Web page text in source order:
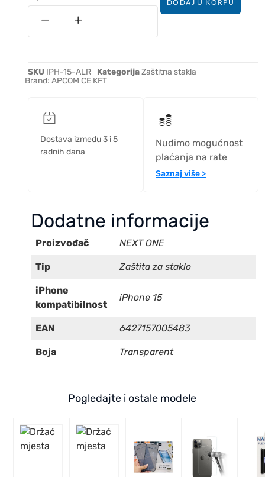
DODAJ U KORPU
SKU IPH-15-ALR KategorijaZaštitna stakla
Brand: APCOM CE KFT
Dostava između 3 i 5
radnih dana
Nudimo mogućnost
plaćanja na rate
Saznaj više >
Dodatne informacije
Proizvođač NEXT ONE
Tip Zaštita za staklo
iPhone
kompatibilnost
iPhone 15
EAN 6427157005483
Boja Transparent
Pogledajte i ostale modele